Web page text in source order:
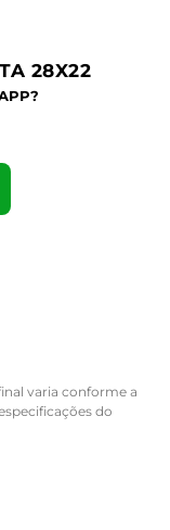
28X22
varia conforme a
do